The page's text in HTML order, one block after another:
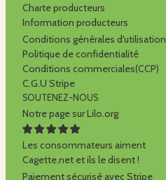
Charte producteurs
Information producteurs
Conditions générales d'utilisation
Politique de confidentialité
Conditions commerciales(CCP)
C.G.U Stripe
SOUTENEZ-NOUS
Notre page sur Lilo.org
Les consommateurs aiment
Cagette.net et ils le disent !
Paiement sécurisé avec Stripe